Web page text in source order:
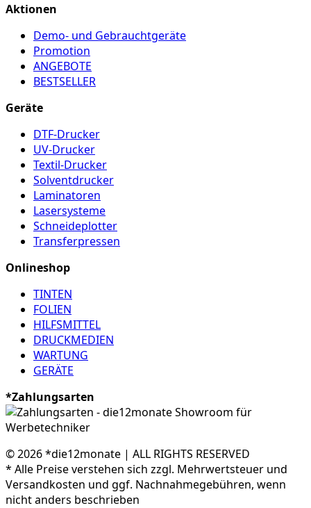
Aktionen
Demo- und Gebrauchtgeräte
Promotion
ANGEBOTE
BESTSELLER
Geräte
DTF-Drucker
UV-Drucker
Textil-Drucker
Solventdrucker
Laminatoren
Lasersysteme
Schneideplotter
Transferpressen
Onlineshop
TINTEN
FOLIEN
HILFSMITTEL
DRUCKMEDIEN
WARTUNG
GERÄTE
*Zahlungsarten
© 2026 *die12monate | ALL RIGHTS RESERVED
* Alle Preise verstehen sich zzgl. Mehrwertsteuer und
Versandkosten und ggf. Nachnahmegebühren, wenn
nicht anders beschrieben